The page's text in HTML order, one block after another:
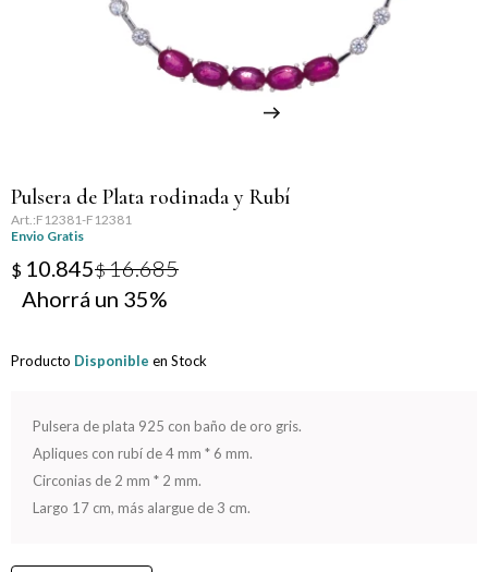
Pulsera de Plata rodinada y Rubí
F12381-F12381
Envio Gratis
$ 10.845$16.685
35
Producto Disponible en Stock
Pulsera de plata 925 con baño de oro gris.
Apliques con rubí de 4 mm * 6 mm.
Circonias de 2 mm * 2 mm.
Largo 17 cm, más alargue de 3 cm.
Día de la Mujer
Día del Amigo
Día del Maestro
Día del Padre
Graduación
Nacimiento
San Valentín